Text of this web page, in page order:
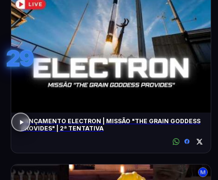
29
LANÇAMENTO ELECTRON | MISSÃO "THE GRAIN GODDESS
PROVIDES" | 2ª TENTATIVA